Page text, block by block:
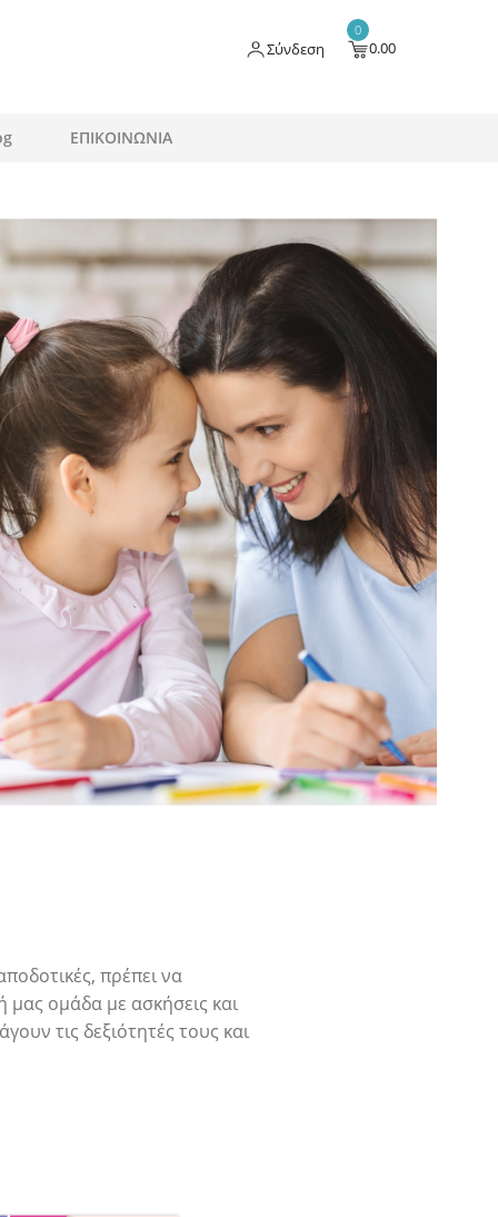
Σύνδεση 0.00
0
ΕΠΙΚΟΙΝΩΝΙΑ
πρέπει να
ομάδα με ασκήσεις και
τις δεξιότητές τους και